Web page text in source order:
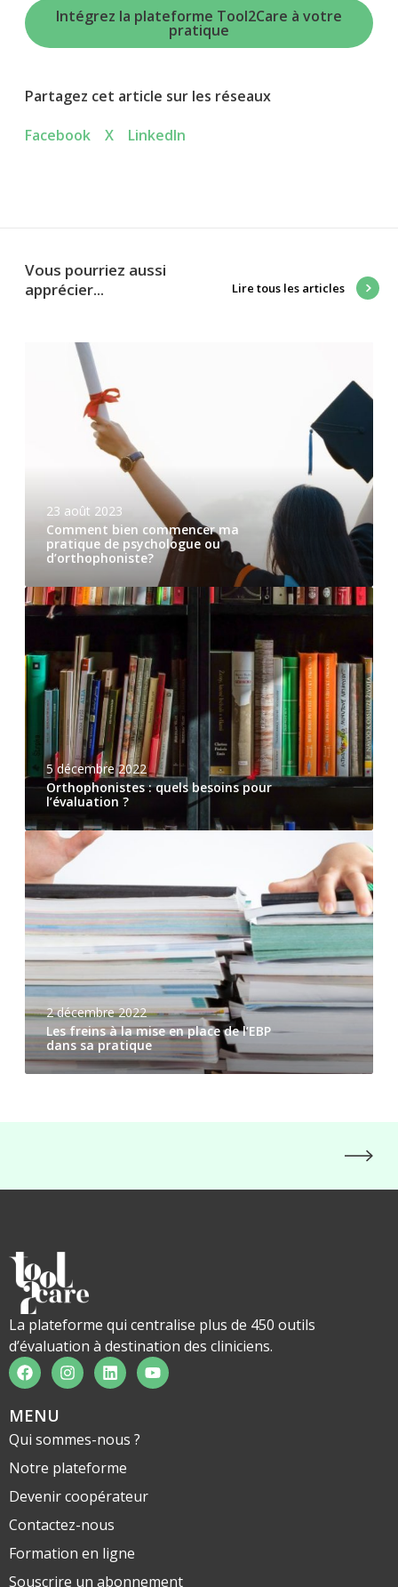
Intégrez la plateforme Tool2Care à votre
pratique
Partagez cet article sur les réseaux
Facebook
X LinkedIn
Vous pourriez aussi
apprécier...
Lire tous les articles
23 août 2023
Comment bien commencer ma
pratique de psychologue ou
d’orthophoniste?
5 décembre 2022
Orthophonistes : quels besoins pour
l’évaluation ?
2 décembre 2022
Les freins à la mise en place de l’EBP
dans sa pratique
La plateforme qui centralise plus de 450 outils
d’évaluation à destination des cliniciens.
MENU
Qui sommes-nous ?
Notre plateforme
Devenir coopérateur
Contactez-nous
Formation en ligne
Souscrire un abonnement